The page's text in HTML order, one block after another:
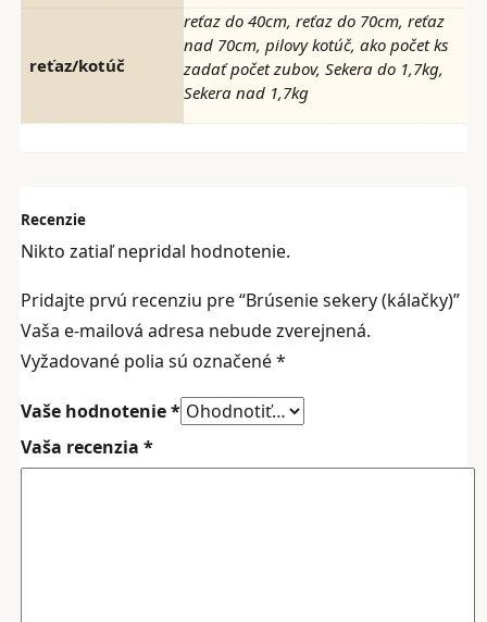
reťaz/kotúč
reťaz do 40cm, reťaz do 70cm, reťaz
nad 70cm, pilovy kotúč, ako počet ks
zadať počet zubov, Sekera do 1,7kg,
Sekera nad 1,7kg
Recenzie
Nikto zatiaľ nepridal hodnotenie.
Pridajte prvú recenziu pre “Brúsenie sekery (kálačky)”
Vaša e-mailová adresa nebude zverejnená.
Vyžadované polia sú označené*
Vaše hodnotenie*
Vaša recenzia *